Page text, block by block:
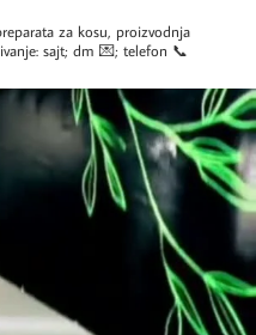
za kosu, proizvodnja
sajt; dm 💌; telefon 📞